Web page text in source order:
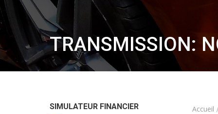
TRANSMISSION:
SIMULATEUR FINANCIER Accueil